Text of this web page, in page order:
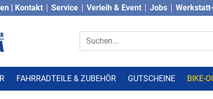
| Kontakt Service Verleih & Event Jobs
FAHRRADTEILE & ZUBEHÖR GUTSCHEINE BIKE-